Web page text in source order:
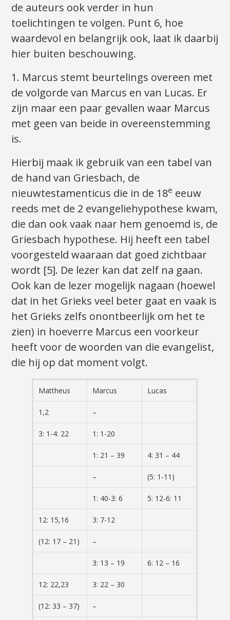
de auteurs ook verder in hun
toelichtingen te volgen. Punt 6, hoe
waardevol en belangrijk ook, laat ik daarbij
hier buiten beschouwing.
1. Marcus stemt beurtelings overeen met
de volgorde van Marcus en van Lucas. Er
zijn maar een paar gevallen waar Marcus
met geen van beide in overeenstemming
is.
Hierbij maak ik gebruik van een tabel van
de hand van Griesbach, de
nieuwtestamenticus die in de 18e eeuw
reeds met de 2 evangeliehypothese kwam,
die dan ook vaak naar hem genoemd is, de
Griesbach hypothese. Hij heeft een tabel
voorgesteld waaraan dat goed zichtbaar
wordt [5]. De lezer kan dat zelf na gaan.
Ook kan de lezer mogelijk nagaan (hoewel
dat in het Grieks veel beter gaat en vaak is
het Grieks zelfs onontbeerlijk om het te
zien) in hoeverre Marcus een voorkeur
heeft voor de woorden van die evangelist,
die hij op dat moment volgt.
Mattheus Marcus Lucas
1,2 –
3: 1-4: 22 1: 1-20
1: 21 – 39 4: 31 – 44
– (5: 1-11)
1: 40-3: 6 5: 12-6: 11
12: 15,16 3: 7-12
(12: 17 – 21) –
3: 13 – 19 6: 12 – 16
12: 22,23 3: 22 – 30
(12: 33 – 37) –